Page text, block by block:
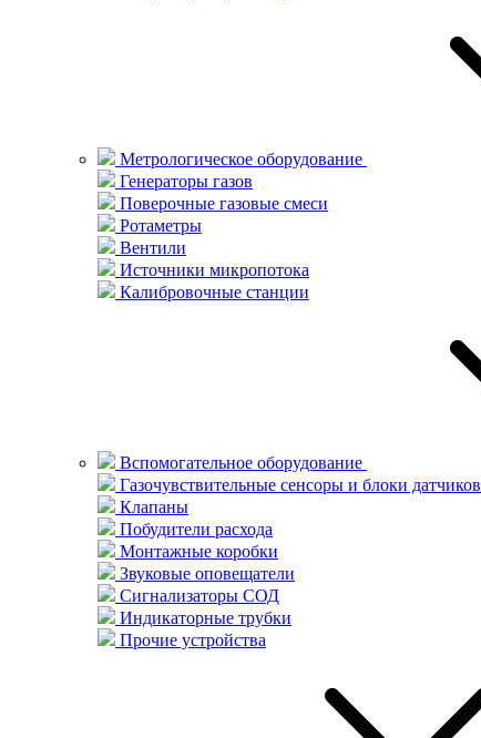
Метрологическое оборудование
Генераторы газов
Поверочные газовые смеси
Ротаметры
Вентили
Источники микропотока
Калибровочные станции
Вспомогательное оборудование
Газочувствительные сенсоры и блоки датчиков
Клапаны
Побудители расхода
Монтажные коробки
Звуковые оповещатели
Сигнализаторы СОД
Индикаторные трубки
Прочие устройства